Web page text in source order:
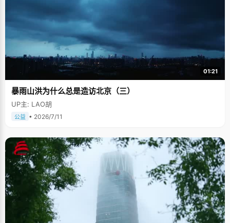
01:21
暴雨山洪为什么总是造访北京（三）
UP主: LAO胡
公益 • 2026/7/11